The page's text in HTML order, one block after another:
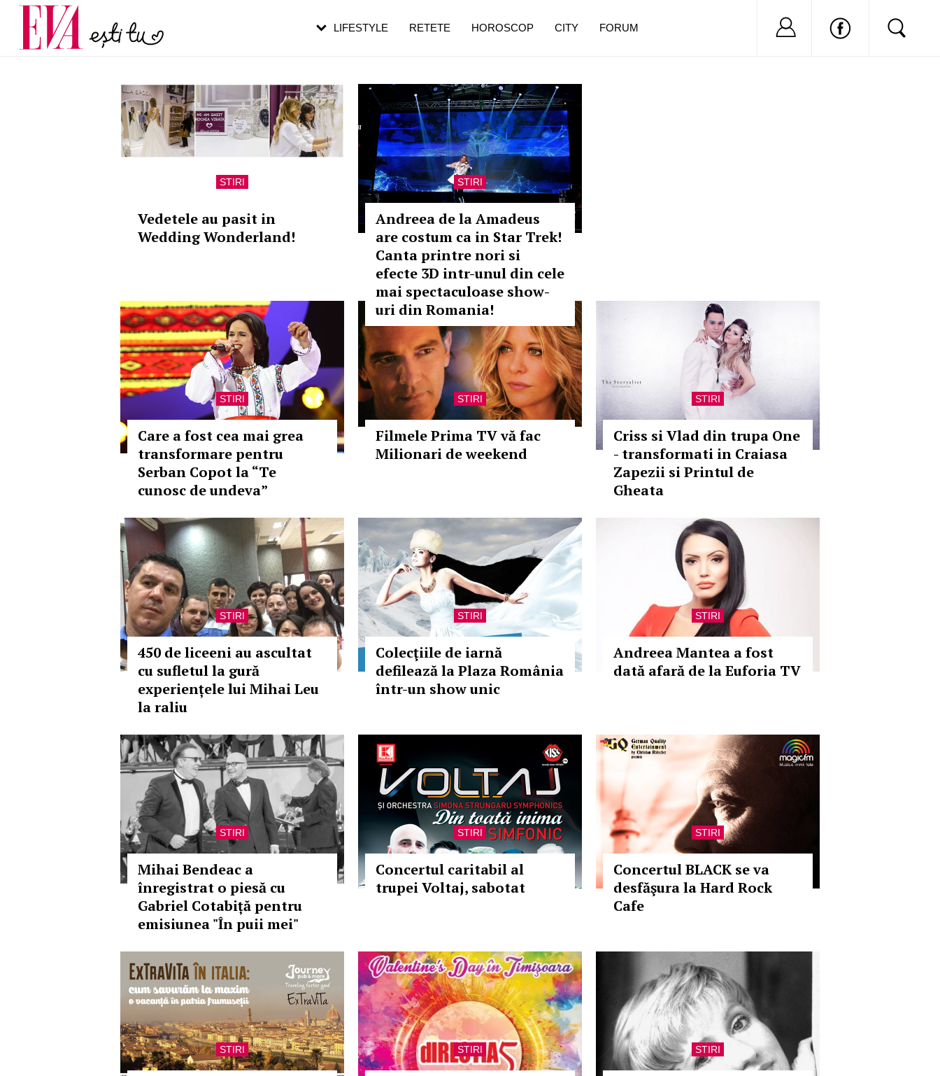
STIRI
Vedetele au pasit in
Wedding Wonderland!
STIRI
Andreea de la Amadeus
are costum ca in Star Trek!
Canta printre nori si
efecte 3D intr-unul din cele
mai spectaculoase show-
uri din Romania!
STIRI
Care a fost cea mai grea
transformare pentru
Serban Copot la “Te
cunosc de undeva”
STIRI
Filmele Prima TV vă fac
Milionari de weekend
STIRI
Criss si Vlad din trupa One
- transformati in Craiasa
Zapezii si Printul de
Gheata
STIRI
450 de liceeni au ascultat
cu sufletul la gură
experiențele lui Mihai Leu
la raliu
STIRI
Colecţiile de iarnă
defilează la Plaza România
într-un show unic
STIRI
Andreea Mantea a fost
dată afară de la Euforia TV
STIRI
Mihai Bendeac a
înregistrat o piesă cu
Gabriel Cotabiță pentru
emisiunea "În puii mei"
STIRI
Concertul caritabil al
trupei Voltaj, sabotat
STIRI
Concertul BLACK se va
desfăşura la Hard Rock
Cafe
STIRI STIRI STIRI
LIFESTYLE RETETE HOROSCOP CITY FORUM Nu ai cont?
Carieră
Actualitate
pe măsură ce înaintezi în vârstă
de dureroasă este investigația